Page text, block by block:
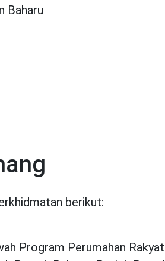
Baharu
berikut:
Program Perumahan Rakyat